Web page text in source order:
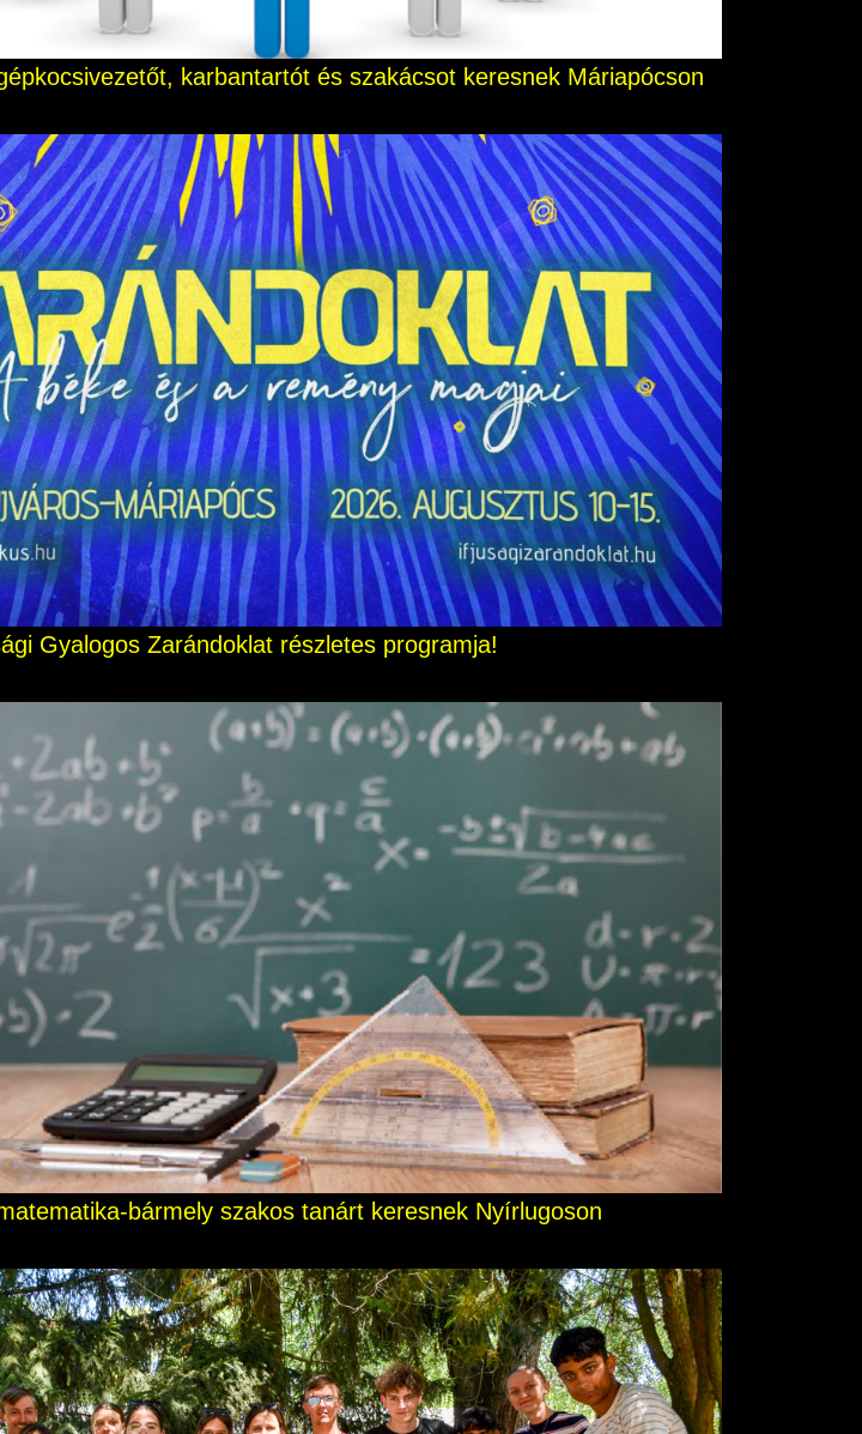
karbantartót és szakácsot keresnek Máriapócson
Gyalogos Zarándoklat részletes programja!
bármely szakos tanárt keresnek Nyírlugoson